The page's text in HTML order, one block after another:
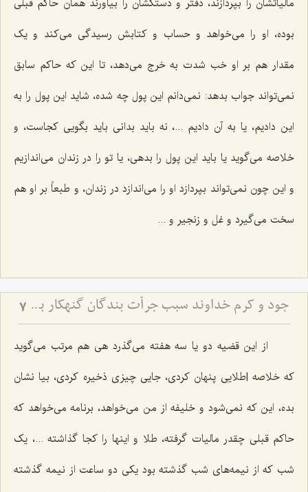
مالیاتشان را بپردازند، دفتر و دستکشان را بیاورند همان حاکم قبلی
بوده، او را می‌خواهد و حساب و کتابش رسیدگی می‌کند و یک
مقدار هم بر او خب شدت به خرج می‌دهد، تا این که حاکم سابق
نمی‌تواند جواب بدهد: نمی‌دانم این پول چه شده، شاید این پول را به
این دادیم، یا به آن دادیم ...، نه باید بدانی باید بگویی کجاست، و
خلاصه می‌گوید یا باید این پول را بدهی، یا تو را در زندان می‌اندازیم
و این چون نمی‌تواند بپردازد او را می‌اندازد در زندان، و طبعاً بر او هم
سخت می‌گیرد و غل و زنجیر و ...
جود و کرم خداوند سبب جرأت بندگان گنهکار بر تقاضاکردن از او 7
از این قضیه دو یا سه هفته می‌گذرد هی هم مرتب می‌گوید
که خلاصه‌ |طلایی پنهان کردی، جایی چیزی ذخیره کردی، بیا نشان
بده، این که نمی‌شود و خلیفه از من می‌خواهد، برنامه می‌خواهد که
حاکم قبلی چقدر مالیات گرفته، طلا و اینها را کجا گذاشته ...، یک
شب که از نیمه‌های شب گذشته بود یکی دو ساعت از نیمه گذشته